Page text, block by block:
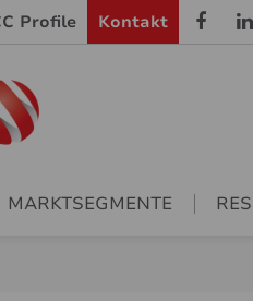
Profile Kontakt
MARKTSEGMENTE